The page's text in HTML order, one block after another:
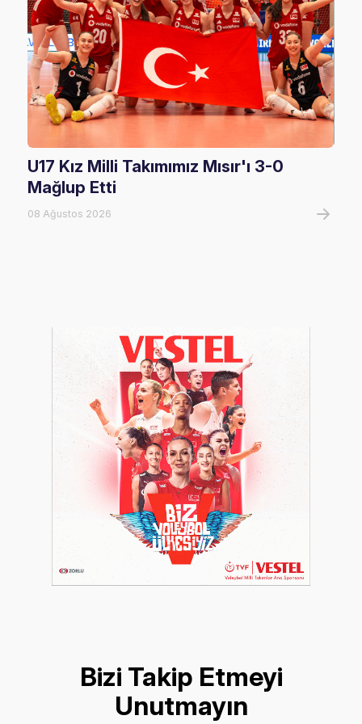
U17 Kız Milli Takımımız Mısır'ı 3-0
Mağlup Etti
08 Ağustos 2026
Bizi Takip Etmeyi
Unutmayın